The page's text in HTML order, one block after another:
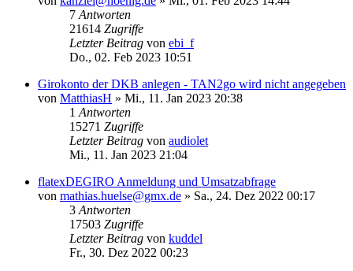
7 Antworten
21614 Zugriffe
Letzter Beitrag von ebi_f
Do., 02. Feb 2023 10:51
Girokonto der DKB anlegen - TAN2go wird nicht angegeben
von MatthiasH » Mi., 11. Jan 2023 20:38
1 Antworten
15271 Zugriffe
Letzter Beitrag von audiolet
Mi., 11. Jan 2023 21:04
flatexDEGIRO Anmeldung und Umsatzabfrage
von mathias.huelse@gmx.de » Sa., 24. Dez 2022 00:17
3 Antworten
17503 Zugriffe
Letzter Beitrag von kuddel
Fr., 30. Dez 2022 00:23